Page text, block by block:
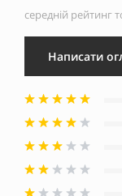
середній рейтинг
Написати